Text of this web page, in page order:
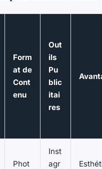
Form
at de
Cont
enu
Out
ils
Pu
blic
itai
res
Phot
Inst
agr